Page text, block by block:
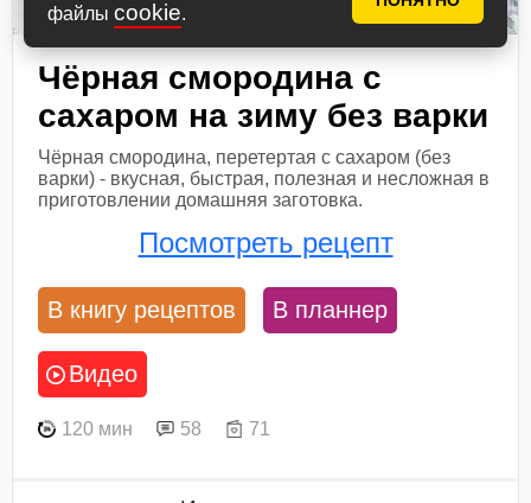
файлы cookie.
Чёрная смородина с
сахаром на зиму без варки
Чёрная смородина, перетертая с сахаром (без
варки) - вкусная, быстрая, полезная и несложная в
приготовлении домашняя заготовка.
Посмотреть рецепт
В книгу рецептов В планнер
Видео
120 мин 58 71